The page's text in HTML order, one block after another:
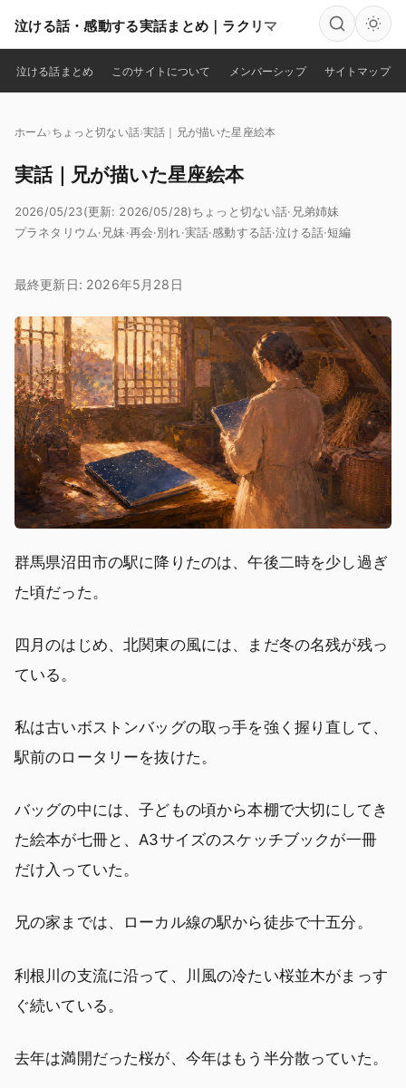
泣ける話・感動する実話まとめ｜ラクリマ
検索
泣ける話まとめ このサイトについて メンバーシップ サイトマップ
ホーム ちょっと切ない話 実話｜兄が描いた星座絵本
実話｜兄が描いた星座絵本
2026/05/23(更新: 2026/05/28)ちょっと切ない話· 兄弟姉妹
プラネタリウム· 兄妹·再会·別れ·実話·感動する話·泣ける話·短編
最終更新日: 2026年5月28日
群馬県沼田市の駅に降りたのは、午後二時を少し過ぎ
た頃だった。
四月のはじめ、北関東の風には、まだ冬の名残が残っ
ている。
私は古いボストンバッグの取っ手を強く握り直して、
駅前のロータリーを抜けた。
バッグの中には、子どもの頃から本棚で大切にしてき
た絵本が七冊と、A3サイズのスケッチブックが一冊
だけ入っていた。
兄の家までは、ローカル線の駅から徒歩で十五分。
利根川の支流に沿って、川風の冷たい桜並木がまっす
ぐ続いている。
去年は満開だった桜が、今年はもう半分散っていた。